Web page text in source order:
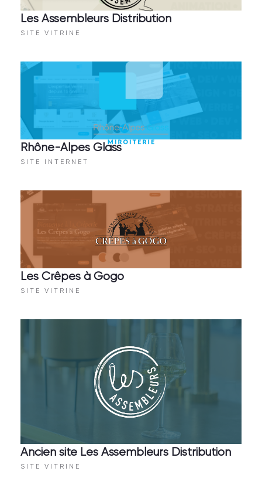
Les Assembleurs Distribution
SITE VITRINE
Rhône-Alpes Glass
SITE INTERNET
Les Crêpes à Gogo
SITE VITRINE
Ancien site Les Assembleurs Distribution
SITE VITRINE